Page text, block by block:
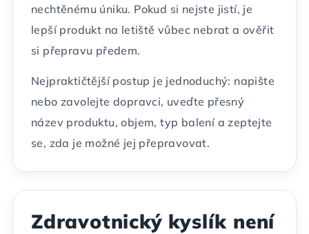
nechtěnému úniku. Pokud si nejste jistí, je
lepší produkt na letiště vůbec nebrat a ověřit
si přepravu předem.
Nejpraktičtější postup je jednoduchý: napište
nebo zavolejte dopravci, uveďte přesný
název produktu, objem, typ balení a zeptejte
se, zda je možné jej přepravovat.
Zdravotnický kyslík není